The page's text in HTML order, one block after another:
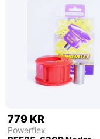
779 KR
Powerflex